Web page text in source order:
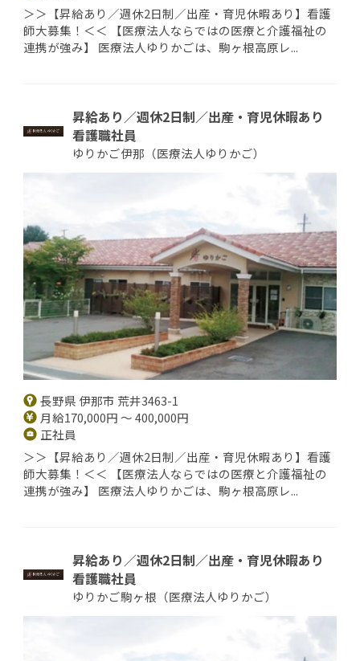
＞＞【昇給あり／週休2日制／出産・育児休暇あり】看護
師大募集！＜＜ 【医療法人ならではの医療と介護福祉の
連携が強み】 医療法人ゆりかごは、駒ヶ根高原レ...
昇給あり／週休2日制／出産・育児休暇あり
看護職社員
ゆりかご伊那（医療法人ゆりかご）
長野県 伊那市 荒井3463-1
月給170,000円 ～ 400,000円
正社員
＞＞【昇給あり／週休2日制／出産・育児休暇あり】看護
師大募集！＜＜ 【医療法人ならではの医療と介護福祉の
連携が強み】 医療法人ゆりかごは、駒ヶ根高原レ...
昇給あり／週休2日制／出産・育児休暇あり
看護職社員
ゆりかご駒ヶ根（医療法人ゆりかご）